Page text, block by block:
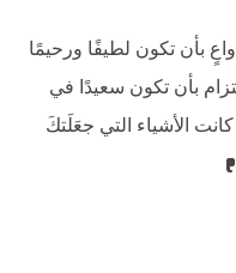
بأن تكون لطيفًا ورحيمًا
بأن تكون سعيدًا في
الأشياء التي جعَلَتكَ